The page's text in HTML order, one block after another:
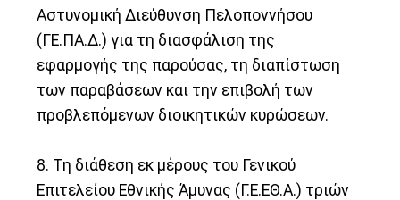
Αστυνομική Διεύθυνση Πελοποννήσου
(ΓΕ.ΠΑ.Δ.) για τη διασφάλιση της
εφαρμογής της παρούσας, τη διαπίστωση
των παραβάσεων και την επιβολή των
προβλεπόμενων διοικητικών κυρώσεων.
8. Τη διάθεση εκ μέρους του Γενικού
Επιτελείου Εθνικής Άμυνας (Γ.Ε.ΕΘ.Α.) τριών